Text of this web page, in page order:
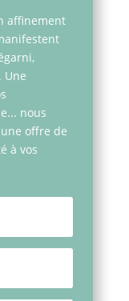
affinement
Une
nous
offre de
à vos